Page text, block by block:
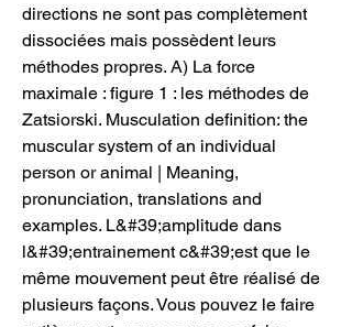
directions ne sont pas complètement
dissociées mais possèdent leurs
méthodes propres. A) La force
maximale : figure 1 : les méthodes de
Zatsiorski. Musculation definition: the
muscular system of an individual
person or animal | Meaning,
pronunciation, translations and
examples. L&#39;amplitude dans
l&#39;entrainement c&#39;est que le
même mouvement peut être réalisé de
plusieurs façons. Vous pouvez le faire